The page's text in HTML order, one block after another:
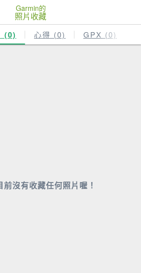
Garmin的
照片收藏
(0) 心得 (0) GPX (0)
沒有收藏任何照片喔！